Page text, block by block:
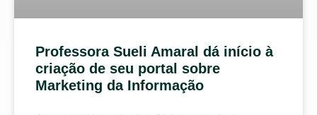
Professora Sueli Amaral dá início à
criação de seu portal sobre
Marketing da Informação